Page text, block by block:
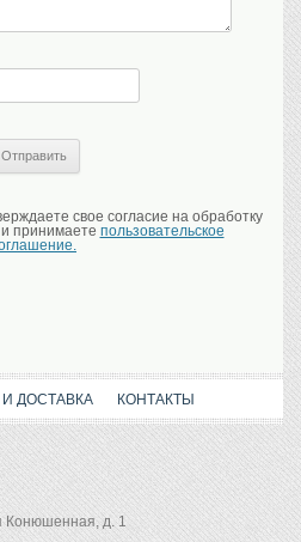
свое согласие на обработку
принимаете пользовательское
ДОСТАВКА КОНТАКТЫ
Конюшенная, д. 1